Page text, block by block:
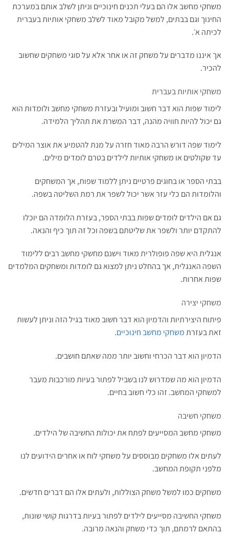
משחקי מחשב אלו הם בעלי תכנים חינוכיים וניתן לשלב אותם במערכת
החינוך וגם בבתים, למשל מקובל מאוד לשלב משחקי אותיות בעברית
לכיתה א׳.
אך איננו מדברים על משחק זה או אחר אלא על סוגי משחקים שחשוב
להכיר.
משחקי אותיות בעברית
לימוד שפות הוא דבר חשוב ומועיל ובעזרת משחקי מחשב ולומדות הוא
גם יכול להיות חוויה מהנה, דבר המשרת את תהליך הלמידה.
לימוד שפה דורש הרבה מאוד חזרה על מנת להטמיע את אוצר המילים
עד שקולטים או משחקי אותיות לילדים בטרם לומדים מילים.
בבתי הספר או בחוגים פרטיים ניתן ללמוד שפות, אך המשחקים
והלומדות הם כלי עזר אשר יכול לשפר את רמת השליטה בשפה.
גם אם הילדים לומדים שפות בבתי הספר, בעזרת הלומדה הם יוכלו
להתקדם יותר ולשפר את שליטתם בשפה וכל זה תוך כיף והנאה.
אנגלית היא שפה פופולרית מאוד וישנם מחשקי מחשב רבים ללימוד
השפה האנגלית, אך בהחלט ניתן למצוא גם לומדות ומשחקים המלמדים
שפות אחרות.
משחקי יצירה
פיתוח היצירתיות והדמיון הוא דבר חשוב מאוד בגיל הזה וניתן לעשות
זאת בעזרתמשחקי מחשב חינוכיים.
הדמיון הוא דבר הכרחי וחשוב יותר ממה שאתם חושבים.
הדמיון הוא מה שמדרוש לנו בשביל לפתור בעיות מורכבות מעבר
למשחקי המחשב. זהו כלי חשוב בחיים.
משחקי חשיבה
משחקי מחשב המסייעים לפתח את יכולות החשיבה של הילדים.
לעתים אלו משחקים מבוססים על משחקי לוח או אחרים הידועים לנו
מלפני תקופת המחשב.
משחקים כמו למשל משחק הצוללות, ולעתים אלו הם דברים חדשים.
משחקי החשיבה מסייעים לילדים לפתור בעיות בדרגות קושי שונות,
בהתאם לרמתם, תוך כדי משחק והנאה מרובה.